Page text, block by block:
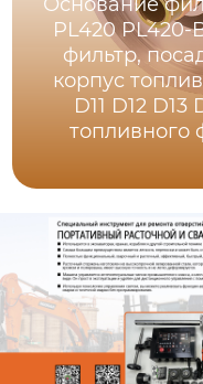
PL420
фильтр,
корпус
D11 D12
топливного